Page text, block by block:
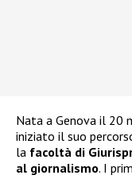
Nata a Genova il 20
iniziato il suo
la facoltà di
al giornalismo. I